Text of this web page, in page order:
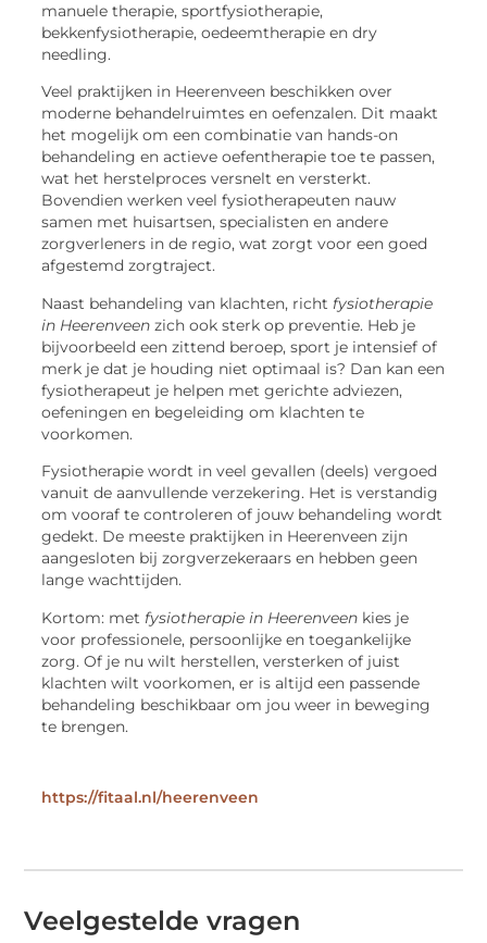
manuele therapie, sportfysiotherapie,
bekkenfysiotherapie, oedeemtherapie en dry
needling.
Veel praktijken in Heerenveen beschikken over
moderne behandelruimtes en oefenzalen. Dit maakt
het mogelijk om een combinatie van hands-on
behandeling en actieve oefentherapie toe te passen,
wat het herstelproces versnelt en versterkt.
Bovendien werken veel fysiotherapeuten nauw
samen met huisartsen, specialisten en andere
zorgverleners in de regio, wat zorgt voor een goed
afgestemd zorgtraject.
Naast behandeling van klachten, richt fysiotherapie
in Heerenveen zich ook sterk op preventie. Heb je
bijvoorbeeld een zittend beroep, sport je intensief of
merk je dat je houding niet optimaal is? Dan kan een
fysiotherapeut je helpen met gerichte adviezen,
oefeningen en begeleiding om klachten te
voorkomen.
Fysiotherapie wordt in veel gevallen (deels) vergoed
vanuit de aanvullende verzekering. Het is verstandig
om vooraf te controleren of jouw behandeling wordt
gedekt. De meeste praktijken in Heerenveen zijn
aangesloten bij zorgverzekeraars en hebben geen
lange wachttijden.
Kortom: met fysiotherapie in Heerenveen kies je
voor professionele, persoonlijke en toegankelijke
zorg. Of je nu wilt herstellen, versterken of juist
klachten wilt voorkomen, er is altijd een passende
behandeling beschikbaar om jou weer in beweging
te brengen.
https://fitaal.nl/heerenveen
Veelgestelde vragen